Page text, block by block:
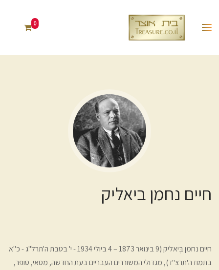
0
חיים נחמן ביאליק
חיים נחמן בְּיאליק (9 בינואר 1873 – 4 ביולי 1934‏ - י' בטבת ה'תרל"ג - כ"א
בתמוז ה'תרצ"ד), מגדולי המשוררים העבריים בעת החדשה, מסאי, סופר,